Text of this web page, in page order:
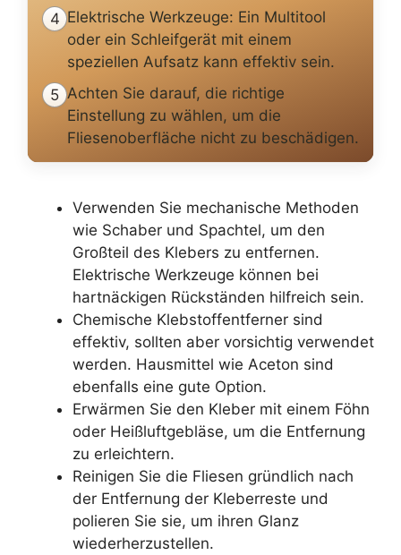
4 Elektrische Werkzeuge: Ein Multitool
oder ein Schleifgerät mit einem
speziellen Aufsatz kann effektiv sein.
5 Achten Sie darauf, die richtige
Einstellung zu wählen, um die
Fliesenoberfläche nicht zu beschädigen.
Verwenden Sie mechanische Methoden
wie Schaber und Spachtel, um den
Großteil des Klebers zu entfernen.
Elektrische Werkzeuge können bei
hartnäckigen Rückständen hilfreich sein.
Chemische Klebstoffentferner sind
effektiv, sollten aber vorsichtig verwendet
werden. Hausmittel wie Aceton sind
ebenfalls eine gute Option.
Erwärmen Sie den Kleber mit einem Föhn
oder Heißluftgebläse, um die Entfernung
zu erleichtern.
Reinigen Sie die Fliesen gründlich nach
der Entfernung der Kleberreste und
polieren Sie sie, um ihren Glanz
wiederherzustellen.